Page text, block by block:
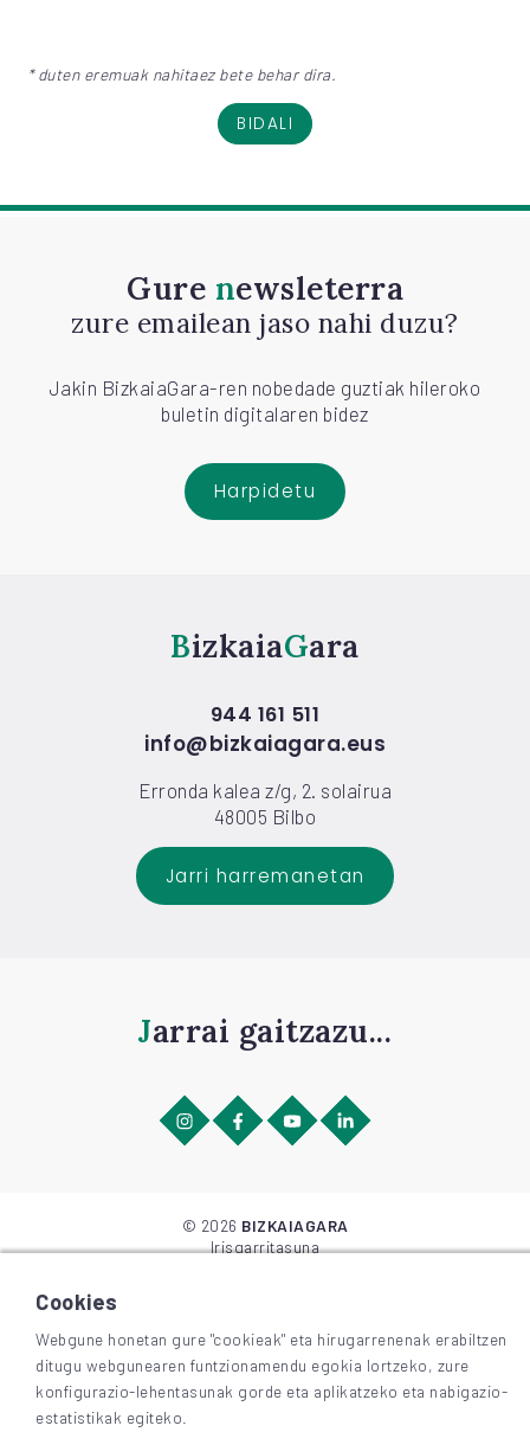
* duten eremuak nahitaez bete behar dira.
BIDALI
Gure newsleterra
zure emailean jaso nahi duzu?
Jakin BizkaiaGara-ren nobedade guztiak hileroko
buletin digitalaren bidez
Harpidetu
Bizkaia Gara
944 161 511
info@bizkaiagara.eus
Erronda kalea z/g, 2. solairua
48005 Bilbo
Jarri harremanetan
Jarrai gaitzazu...
© 2026 BIZKAIAGARA
Irisgarritasuna
Cookies
Webgune honetan gure "cookieak" eta hirugarrenenak erabiltzen
ditugu webgunearen funtzionamendu egokia lortzeko, zure
konfigurazio-lehentasunak gorde eta aplikatzeko eta nabigazio-
estatistikak egiteko.